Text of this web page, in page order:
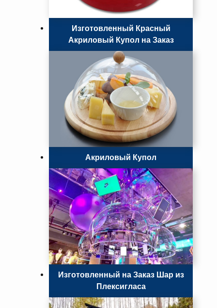
Изготовленный Красный
Акриловый Купол на Заказ
Акриловый Купол
Изготовленный на Заказ Шар из
Плексигласа